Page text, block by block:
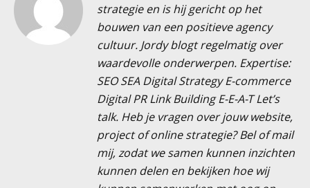
strategie en is hij gericht op het
bouwen van een positieve agency
cultuur. Jordy blogt regelmatig over
waardevolle onderwerpen. Expertise:
SEO SEA Digital Strategy E-commerce
Digital PR Link Building E-E-A-T Let’s
talk. Heb je vragen over jouw website,
project of online strategie? Bel of mail
mij, zodat we samen kunnen inzichten
kunnen delen en bekijken hoe wij